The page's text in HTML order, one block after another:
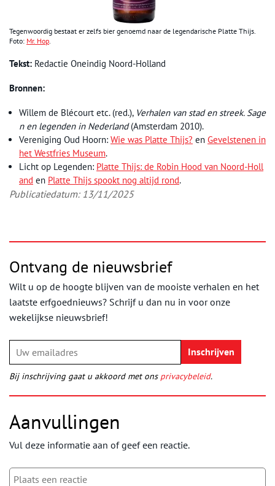
Tegenwoordig bestaat er zelfs bier genoemd naar de legendarische Platte Thijs.
Foto: Mr. Hop.
Tekst: Redactie Oneindig Noord-Holland
Bronnen:
Willem de Blécourt etc. (red.), Verhalen van stad en streek. Sage
n en legenden in Nederland(Amsterdam 2010).
Vereniging Oud Hoorn: Wie was Platte Thijs? en Gevelstenen in
het Westfries Museum.
Licht op Legenden: Platte Thijs: de Robin Hood van Noord-Holl
and en Platte Thijs spookt nog altijd rond.
Publicatiedatum: 13/11/2025
Ontvang de nieuwsbrief
Wilt u op de hoogte blijven van de mooiste verhalen en het
laatste erfgoednieuws? Schrijf u dan nu in voor onze
wekelijkse nieuwsbrief!
Bij inschrijving gaat u akkoord met ons privacybeleid.
Aanvullingen
Vul deze informatie aan of geef een reactie.